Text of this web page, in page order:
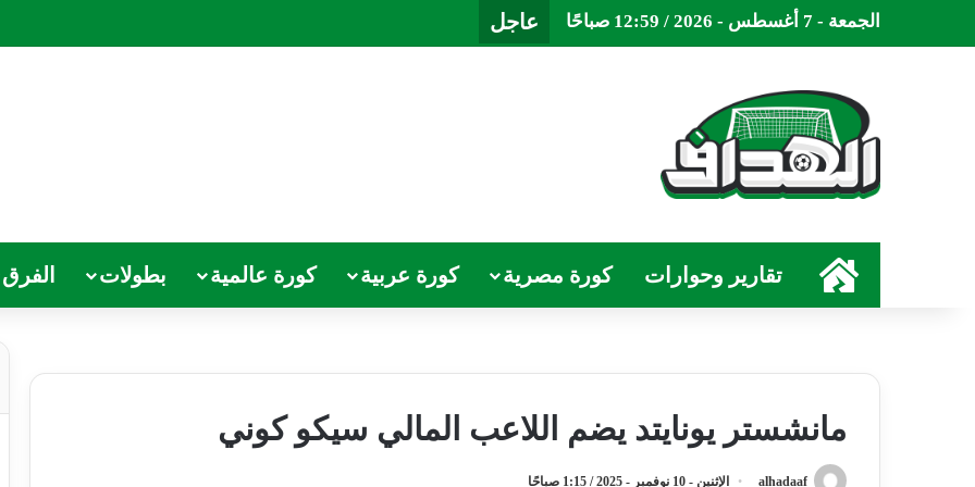
الجمعة - 7 أغسطس - 2026 / 12:59 صباحًا عاجل
الرئيسيةتقارير وحوارات كورة مصرية كورة عربية كورة عالمية بطولات الفرق
مانشستر يونايتد يضم اللاعب المالي سيكو كوني
alhadaaf الإثنين - 10 نوفمبر - 2025 / 1:15 صباحًا